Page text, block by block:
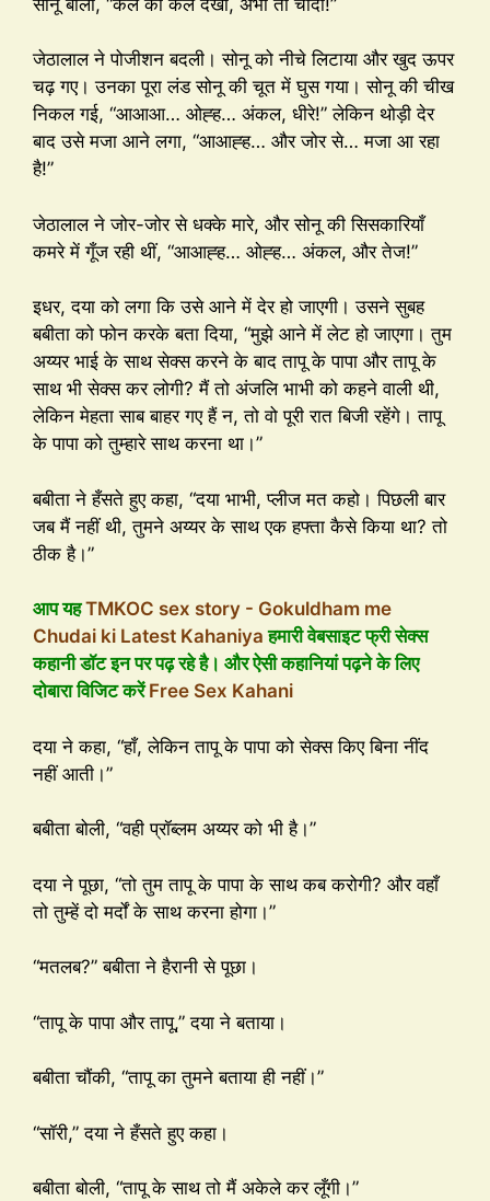
जेठालाल ने पोजीशन बदली। सोनू को नीचे लिटाया और खुद ऊपर
चढ़ गए। उनका पूरा लंड सोनू की चूत में घुस गया। सोनू की चीख
निकल गई, “आआआ… ओह्ह… अंकल, धीरे!” लेकिन थोड़ी देर
बाद उसे मजा आने लगा, “आआह्ह… और जोर से… मजा आ रहा
है!”
जेठालाल ने जोर-जोर से धक्के मारे, और सोनू की सिसकारियाँ
कमरे में गूँज रही थीं, “आआह्ह… ओह्ह… अंकल, और तेज!”
इधर, दया को लगा कि उसे आने में देर हो जाएगी। उसने सुबह
बबीता को फोन करके बता दिया, “मुझे आने में लेट हो जाएगा। तुम
अय्यर भाई के साथ सेक्स करने के बाद तापू के पापा और तापू के
साथ भी सेक्स कर लोगी? मैं तो अंजलि भाभी को कहने वाली थी,
लेकिन मेहता साब बाहर गए हैं न, तो वो पूरी रात बिजी रहेंगे। तापू
के पापा को तुम्हारे साथ करना था।”
बबीता ने हँसते हुए कहा, “दया भाभी, प्लीज मत कहो। पिछली बार
जब मैं नहीं थी, तुमने अय्यर के साथ एक हफ्ता कैसे किया था? तो
ठीक है।”
आप यहTMKOC sex story - Gokuldham me
Chudai ki Latest Kahaniya हमारी वेबसाइट फ्री सेक्स
कहानी डॉट इन पर पढ़ रहे है। और ऐसी कहानियां पढ़ने के लिए
दोबारा विजिट करेंFree Sex Kahani
दया ने कहा, “हाँ, लेकिन तापू के पापा को सेक्स किए बिना नींद
नहीं आती।”
बबीता बोली, “वही प्रॉब्लम अय्यर को भी है।”
दया ने पूछा, “तो तुम तापू के पापा के साथ कब करोगी? और वहाँ
तो तुम्हें दो मर्दों के साथ करना होगा।”
“मतलब?” बबीता ने हैरानी से पूछा।
“तापू के पापा और तापू,” दया ने बताया।
बबीता चौंकी, “तापू का तुमने बताया ही नहीं।”
“सॉरी,” दया ने हँसते हुए कहा।
बबीता बोली, “तापू के साथ तो मैं अकेले कर लूँगी।”